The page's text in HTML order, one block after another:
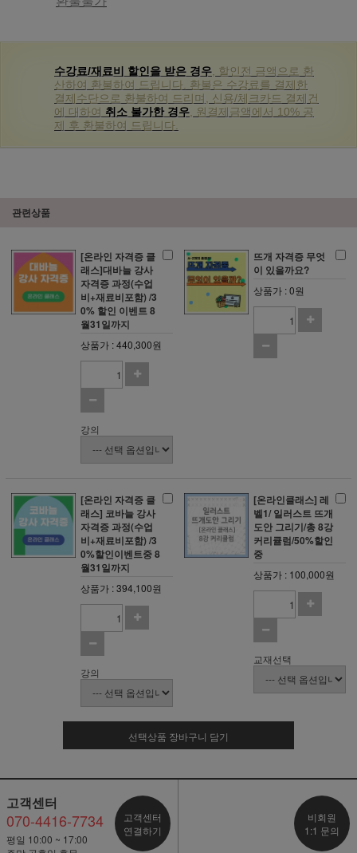
수강료/재료비 할인을 받은 경우 , 할인전 금액으로 환
산하여 환불하여 드립니다. 환불은 수강료를 결제한
결제수단으로 환불하여 드리며, 신용/체크카드 결제건
에 대하여 취소 불가한 경우 , 원결제금액에서 10% 공
제 후 환불하여 드립니다.
관련상품
[온라인 자격증 클
래스]대바늘 강사
자격증 과정(수업
비+재료비포함) /3
0% 할인 이벤트 8
월31일까지
상품가 : 440,300원
강의
뜨개 자격증 무엇
이 있을까요?
상품가 : 0원
[온라인 자격증 클
래스] 코바늘 강사
자격증 과정(수업
비+재료비포함) /3
0%할인이벤트중 8
월31일까지
상품가 : 394,100원
강의
[온라인클래스] 레
벨1/ 일러스트 뜨개
도안 그리기/총 8강
커리큘럼/50%할인
중
상품가 : 100,000원
교재선택
선택상품 장바구니 담기
고객센터
070-4416-7734
평일 10:00 ~ 17:00
고객센터
연결하기
비회원
1:1 문의